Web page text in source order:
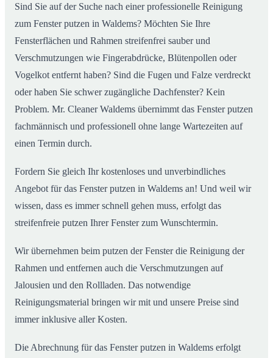
Sind Sie auf der Suche nach einer professionelle Reinigung
zum Fenster putzen in Waldems? Möchten Sie Ihre
Fensterflächen und Rahmen streifenfrei sauber und
Verschmutzungen wie Fingerabdrücke, Blütenpollen oder
Vogelkot entfernt haben? Sind die Fugen und Falze verdreckt
oder haben Sie schwer zugängliche Dachfenster? Kein
Problem. Mr. Cleaner Waldems übernimmt das Fenster putzen
fachmännisch und professionell ohne lange Wartezeiten auf
einen Termin durch.
Fordern Sie gleich Ihr kostenloses und unverbindliches
Angebot für das Fenster putzen in Waldems an! Und weil wir
wissen, dass es immer schnell gehen muss, erfolgt das
streifenfreie putzen Ihrer Fenster zum Wunschtermin.
Wir übernehmen beim putzen der Fenster die Reinigung der
Rahmen und entfernen auch die Verschmutzungen auf
Jalousien und den Rollladen. Das notwendige
Reinigungsmaterial bringen wir mit und unsere Preise sind
immer inklusive aller Kosten.
Die Abrechnung für das Fenster putzen in Waldems erfolgt